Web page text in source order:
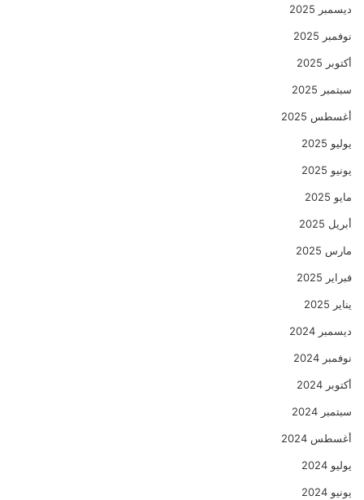
ديسمبر 2025
نوفمبر 2025
أكتوبر 2025
سبتمبر 2025
أغسطس 2025
يوليو 2025
يونيو 2025
مايو 2025
أبريل 2025
مارس 2025
فبراير 2025
يناير 2025
ديسمبر 2024
نوفمبر 2024
أكتوبر 2024
سبتمبر 2024
أغسطس 2024
يوليو 2024
يونيو 2024